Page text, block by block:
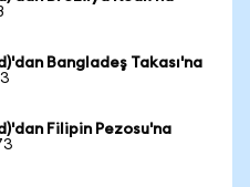
Bangladeş Takası'na
Filipin Pezosu'na